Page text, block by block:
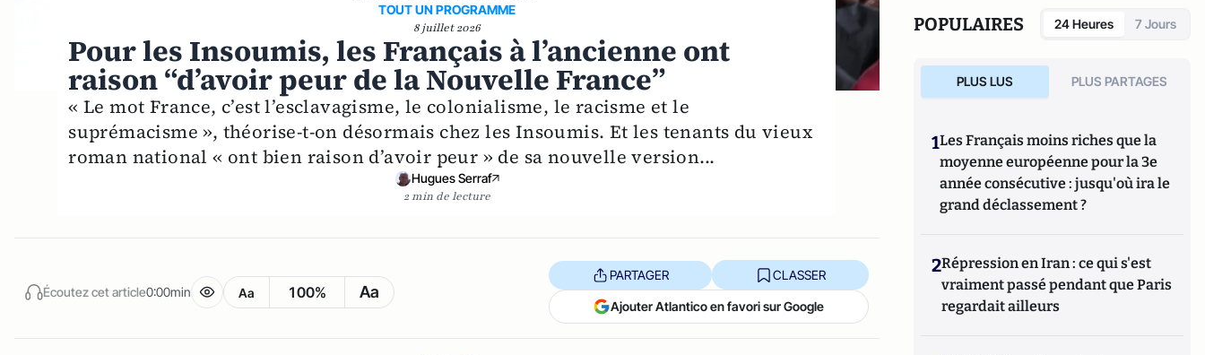
TOUT UN PROGRAMME
8 juillet 2026
Pour les Insoumis, les Français à l’ancienne ont
raison “d’avoir peur de la Nouvelle France”
« Le mot France, c’est l’esclavagisme, le colonialisme, le racisme et le
suprémacisme », théorise-t-on désormais chez les Insoumis. Et les tenants du vieux
roman national « ont bien raison d’avoir peur » de sa nouvelle version...
Hugues Serraf
2 min de lecture
Écoutez cet article0:00min Aa 100% Aa
PARTAGER CLASSER
Ajouter Atlantico en favori sur Google
POPULAIRES 24 Heures 7 Jours
PLUS LUS PLUS PARTAGES
1Les Français moins riches que la
moyenne européenne pour la 3e
année consécutive : jusqu'où ira le
grand déclassement ?
2Répression en Iran : ce qui s'est
vraiment passé pendant que Paris
regardait ailleurs